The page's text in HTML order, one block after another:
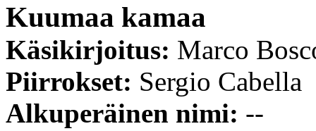
Kuumaa kamaa
Käsikirjoitus: Marco
Piirrokset: Sergio Cabella
Alkuperäinen nimi: --